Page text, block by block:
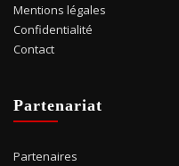
Mentions légales
Confidentialité
Contact
Partenariat
Partenaires